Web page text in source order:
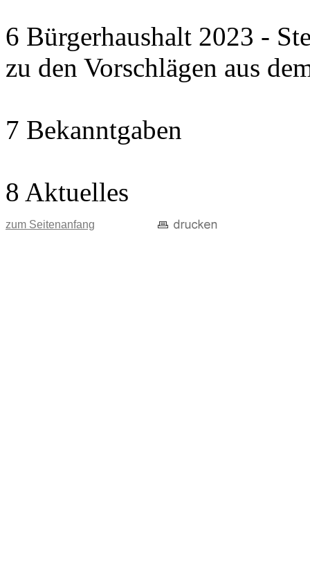
6 Bürgerhaushalt 2023 -
zu den Vorschlägen aus
7 Bekanntgaben
8 Aktuelles
zum Seitenanfang